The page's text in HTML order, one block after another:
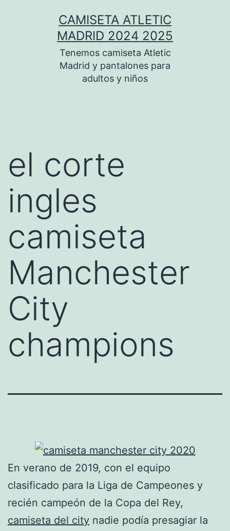
CAMISETA ATLETIC
MADRID 2024 2025
Tenemos camiseta Atletic
Madrid y pantalones para
adultos y niños
el corte
ingles
camiseta
Manchester
City
champions
En verano de 2019, con el equipo
clasificado para la Liga de Campeones y
recién campeón de la Copa del Rey,
camiseta del city nadie podía presagiar la